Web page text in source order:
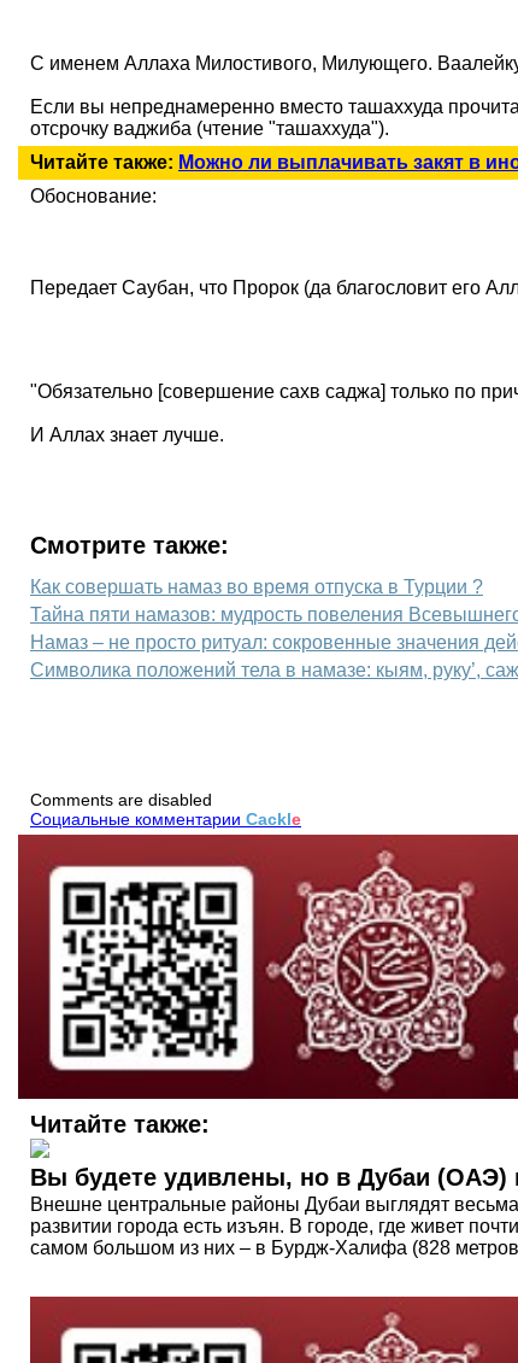
С именем Аллаха Милостивого, Милующего.
Если вы непреднамеренно вместо ташаххуда
отсрочку ваджиба (чтение "ташаххуда").
Читайте также: Можно ли выплачивать закят в
Обоснование:
Передает Саубан, что Пророк (да благословит его
"Обязательно [совершение сахв саджа] только по
И Аллах знает лучше.
Смотрите также:
Как совершать намаз во время отпуска в Турции ?
Тайна пяти намазов: мудрость повеления
Намаз – не просто ритуал: сокровенные значения
Символика положений тела в намазе: кыям, руку’,
Comments are disabled
Социальные комментарии Cackle
Читайте также:
Вы будете удивлены, но в Дубаи (ОАЭ)
Внешне центральные районы Дубаи выглядят
развитии города есть изъян. В городе, где живет
самом большом из них – в Бурдж-Халифа (828